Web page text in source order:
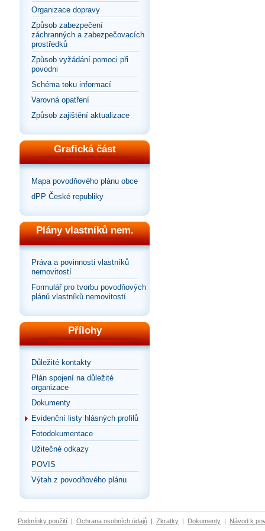
Organizace dopravy
Způsob zabezpečení
záchranných a zabezpečovacích
prostředků
Způsob vyžádání pomoci při
povodni
Schéma toku informací
Varovná opatření
Způsob zajištění aktualizace
Grafická část
Mapa povodňového plánu obce
dPP České republiky
Plány vlastníků nem.
Práva a povinnosti vlastníků
nemovitostí
Formulář pro tvorbu povodňových
plánů vlastníků nemovitostí
Přílohy
Důležité kontakty
Plán spojení na důležité
organizace
Dokumenty
Evidenční listy hlásných profilů
Fotodokumentace
Užitečné odkazy
POVIS
Výtah z povodňového plánu
Podmínky použití | Ochrana osobních údajů | Zkratky | Dokumenty | Návod k